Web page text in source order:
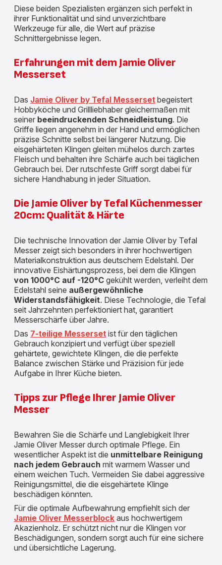
Diese beiden Spezialisten ergänzen sich perfekt in
ihrer Funktionalität und sind unverzichtbare
Werkzeuge für alle, die Wert auf präzise
Schnittergebnisse legen.
Erfahrungen mit dem Jamie Oliver
Messerset
Das Jamie Oliver by Tefal Messerset begeistert
Hobbyköche und Grillliebhaber gleichermaßen mit
seiner beeindruckenden Schneidleistung. Die
Griffe liegen angenehm in der Hand und ermöglichen
präzise Schnitte selbst bei längerer Nutzung. Die
eisgehärteten Klingen gleiten mühelos durch zartes
Fleisch und behalten ihre Schärfe auch bei täglichen
Gebrauch bei. Der rutschfeste Griff sorgt dabei für
sichere Handhabung in jeder Situation.
Die Jamie Oliver by Tefal Küchenmesser
20cm: Qualität & Härte
Die technische Innovation der Jamie Oliver by Tefal
Messer zeigt sich besonders in ihrer hochwertigen
Materialkonstruktion aus deutschem Edelstahl. Der
innovative Eishärtungsprozess, bei dem die Klingen
von 1000°C auf -120°C gekühlt werden, verleiht dem
Edelstahl seine außergewöhnliche
Widerstandsfähigkeit. Diese Technologie, die Tefal
seit Jahrzehnten perfektioniert hat, garantiert
Messerschärfe über Jahre.
Das 7-teilige Messerset ist für den täglichen
Gebrauch konzipiert und verfügt über speziell
gehärtete, gewichtete Klingen, die die perfekte
Balance zwischen Stärke und Präzision für jede
Aufgabe in Ihrer Küche bieten.
Tipps zur Pflege Ihrer Jamie Oliver
Messer
Bewahren Sie die Schärfe und Langlebigkeit Ihrer
Jamie Oliver Messer durch optimale Pflege. Ein
wesentlicher Aspekt ist die unmittelbare Reinigung
nach jedem Gebrauch mit warmem Wasser und
einem weichen Tuch. Vermeiden Sie dabei aggressive
Reinigungsmittel, die die eisgehärtete Klinge
beschädigen könnten.
Für die optimale Aufbewahrung empfiehlt sich der
Jamie Oliver Messerblock aus hochwertigem
Akazienholz. Er schützt nicht nur die Klingen vor
Beschädigungen, sondern sorgt auch für eine sichere
und übersichtliche Lagerung.